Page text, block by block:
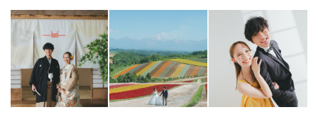
を添える“最高のウェディングフォト”のお手伝いをさせ
ていただきます。
1枚の写真のチカラを信じて